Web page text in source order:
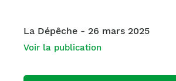
La Dépêche - 26 mars 2025
Voir la publication